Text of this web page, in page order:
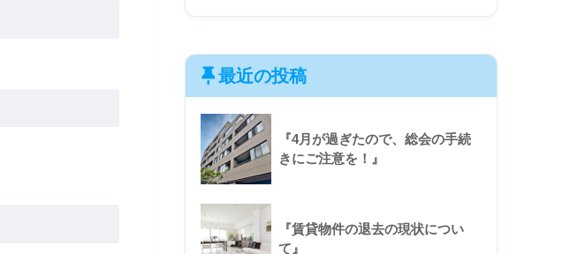
最近の投稿
『4月が過ぎたので、総会の手続
きにご注意を！』
『賃貸物件の退去の現状につい
て』